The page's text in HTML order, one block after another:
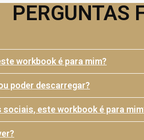
PERGUNTAS
workbook é para mim?
poder descarregar?
este workbook é para